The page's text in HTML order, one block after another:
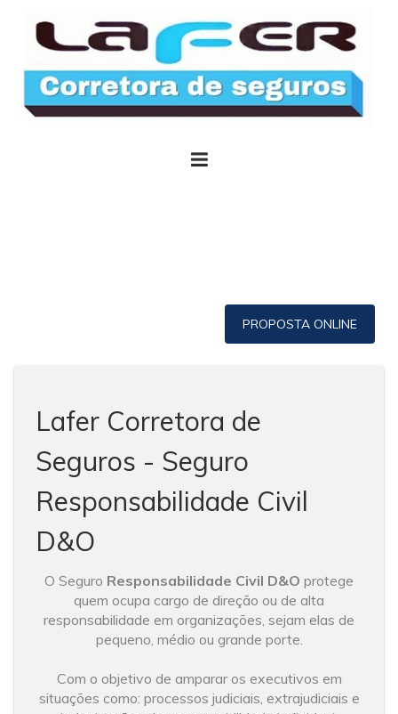
PROPOSTA ONLINE
Lafer Corretora de
Seguros - Seguro
Responsabilidade Civil
D&O
O Seguro Responsabilidade Civil D&O protege
quem ocupa cargo de direção ou de alta
responsabilidade em organizações, sejam elas de
pequeno, médio ou grande porte.
Com o objetivo de amparar os executivos em
situações como: processos judiciais, extrajudiciais e